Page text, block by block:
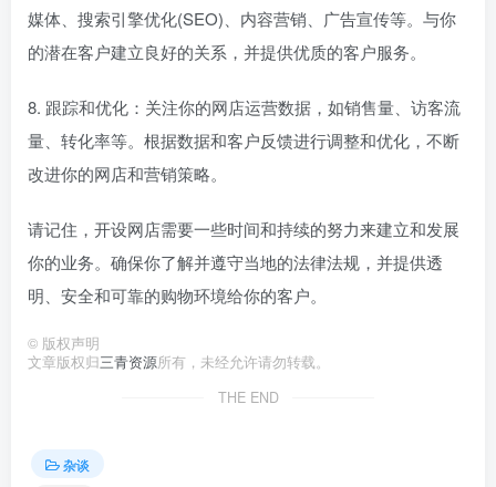
媒体、搜索引擎优化(SEO)、内容营销、广告宣传等。与你
的潜在客户建立良好的关系，并提供优质的客户服务。
8. 跟踪和优化：关注你的网店运营数据，如销售量、访客流
量、转化率等。根据数据和客户反馈进行调整和优化，不断
改进你的网店和营销策略。
请记住，开设网店需要一些时间和持续的努力来建立和发展
你的业务。确保你了解并遵守当地的法律法规，并提供透
明、安全和可靠的购物环境给你的客户。
© 版权声明
文章版权归三青资源所有，未经允许请勿转载。
THE END
杂谈